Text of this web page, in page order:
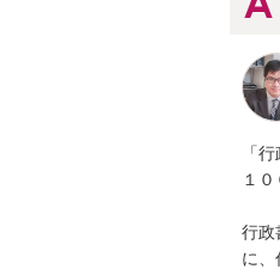
「
１
行政
に、